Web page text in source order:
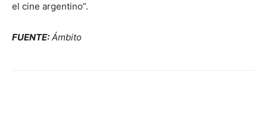
el cine argentino”.
FUENTE: Ámbito